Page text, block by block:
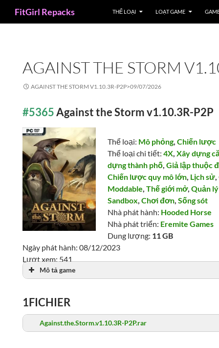
FitGirl Repacks THỂ LOẠI LOẠT GAME
AGAINST THE STORM
AGAINST THE STORM V1.10.3R-P2P>09/07/2026
#5365Against the Storm v1.10.3R-P2P
Thể loại: Mô phỏng,Chiến lược
Thể loại chi tiết:4X,Xây dựng
dựng thành phố,Giả lập thuộc
Chiến lược quy mô lớn, Lịch sử,
Moddable,Thế giới mở,Quản
Sandbox,Chơi đơn,Sống sót
Nhà phát hành: Hooded Horse
Nhà phát triển: Eremite Games
Dung lượng: 11 GB
Ngày phát hành: 08/12/2023
Lượt xem: 541
Mô tả game
1FICHIER
Against.the.Storm.v1.10.3R-P2P.rar